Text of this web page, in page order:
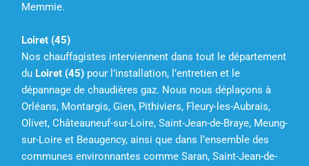
Memmie.
Loiret (45)
Nos chauffagistes interviennent dans tout le département
du Loiret (45) pour l’installation, l’entretien et le
dépannage de chaudières gaz. Nous nous déplaçons à
Orléans, Montargis, Gien, Pithiviers, Fleury-les-Aubrais,
Olivet, Châteauneuf-sur-Loire, Saint-Jean-de-Braye, Meung-
sur-Loire et Beaugency, ainsi que dans l’ensemble des
communes environnantes comme Saran, Saint-Jean-de-